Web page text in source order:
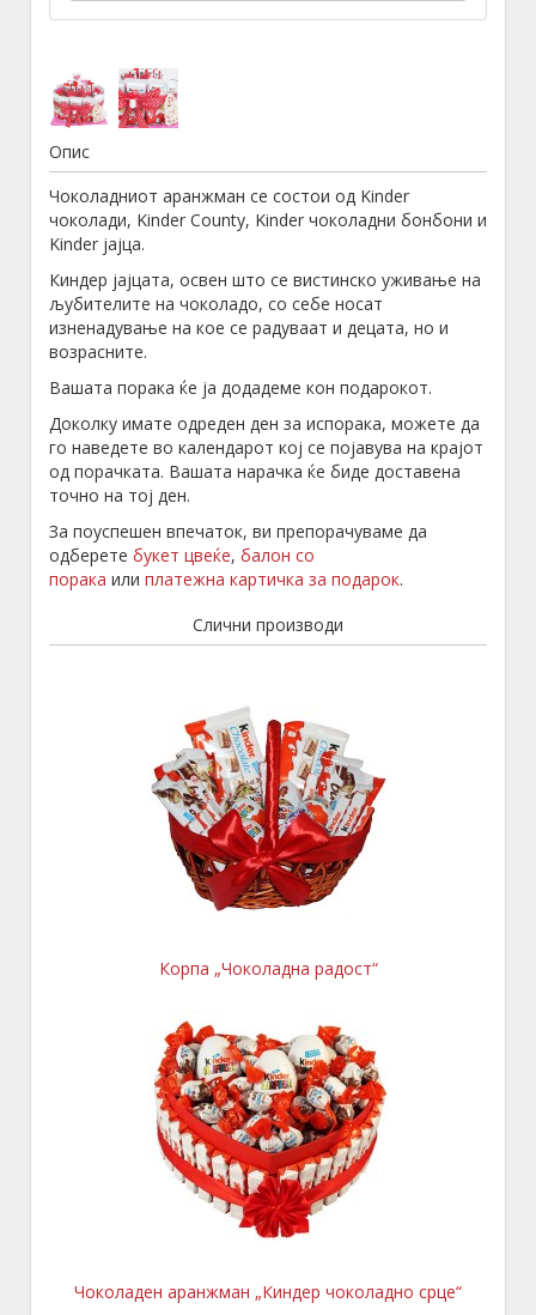
Опис
Чоколадниот аранжман се состои од Kinder
чоколади, Kinder County, Kinder чоколадни бонбони и
Kinder јајца.
Киндер јајцата, освен што се вистинско уживање на
љубителите на чоколадо, со себе носат
изненадување на кое се радуваат и децата, но и
возрасните.
Вашата порака ќе ја додадеме кон подарокот.
Доколку имате одреден ден за испорака, можете да
го наведете во календарот кој се појавува на крајот
од порачката. Вашата нарачка ќе биде доставена
точно на тој ден.
За поуспешен впечаток, ви препорачуваме да
одберете букет цвеќе, балон со
порака или платежна картичка за подарок.
Слични производи
Корпа „Чоколадна радост“
Чоколаден аранжман „Киндер чоколадно срце“